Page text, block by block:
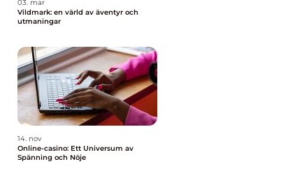
03. mar
Vildmark: en värld av äventyr och
utmaningar
14. nov
Online-casino: Ett Universum av
Spänning och Nöje